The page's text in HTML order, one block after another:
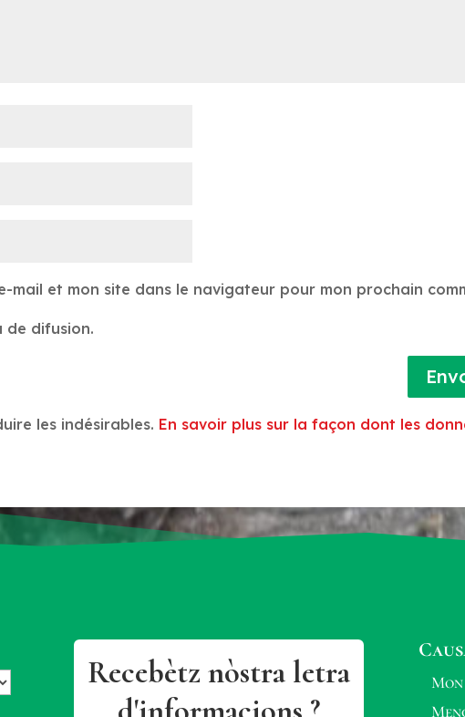
mail et mon site dans le navigateur pour mon prochain
de difusion.
les indésirables. En savoir plus sur la façon dont les
Recebètz nòstra letra